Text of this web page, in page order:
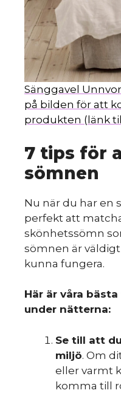
Sänggavel
på bilden för att
produkten (länk
7 tips för
sömnen
Nu när du har en
perfekt att
skönhetssömn
sömnen är
kunna fungera.
Här är våra
under nätterna:
Se till att
miljö. Om
eller varmt
komma till